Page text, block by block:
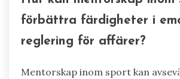
För att effektivt integrera
undvik vanliga misstag som att
regelbundet och underskatta